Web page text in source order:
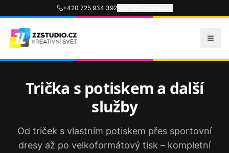
+420 725 934 392
Trička s potiskem a další
služby
Od triček s vlastním potiskem přes sportovní
dresy až po velkoformátový tisk – kompletní